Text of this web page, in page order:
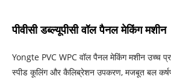
पीवीसी डब्ल्यूपीसी वॉल पैनल मेकिंग मशीन
Yongte PVC WPC वॉल पैनल मेकिंग मशीन उच्च
स्पीड कूलिंग और कैलिब्रेशन उपकरण, मजबूत बल